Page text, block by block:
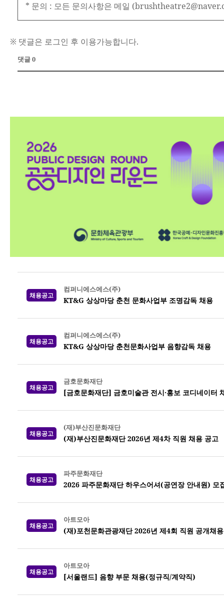
* 문의 : 모든 문의사항은 메일
※ 댓글은 로그인 후 이용가능합니다.
댓글 0
채용공고
컴퍼니에스에스(주)
KT&G 상상마당 춘천 문화사업부 조명감독 채용
채용공고
컴퍼니에스에스(주)
KT&G 상상마당 춘천문화사업부 음향감독 채용
채용공고
금호문화재단
[금호문화재단] 금호미술관 전시·홍보 코디네이터
채용공고
(재)부산진문화재단
(재)부산진문화재단 2026년 제4차 직원 채용 공고
채용공고
파주문화재단
2026 파주문화재단 하우스어셔(공연장 안내원) 모
채용공고
아트모아
(재)포천문화관광재단 2026년 제4회 직원 공개채
채용공고
아트모아
[서울랜드] 음향 부문 채용(정규직/계약직)